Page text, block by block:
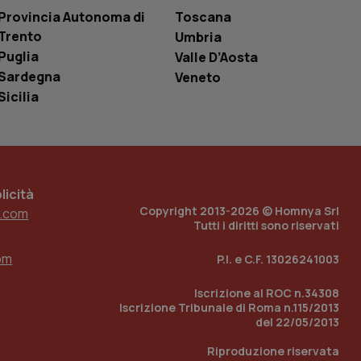
Autonoma di
Toscana
Umbria
Valle D’Aosta
Veneto
Copyright 2013-2026 © Homnya Srl
Tutti i diritti sono riservati
P.I. e C.F. 13026241003
Iscrizione al ROC n.34308
Iscrizione Tribunale di Roma n.115/2013
del 22/05/2013
Riproduzione riservata
un numero
sito, ma un
di accesso per
Analytics
per mantenere
incorporati
del sito web sta
di
traccia
incorporati
del sito web sta